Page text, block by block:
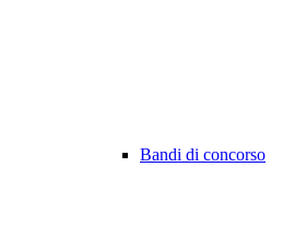
Bandi di concorso